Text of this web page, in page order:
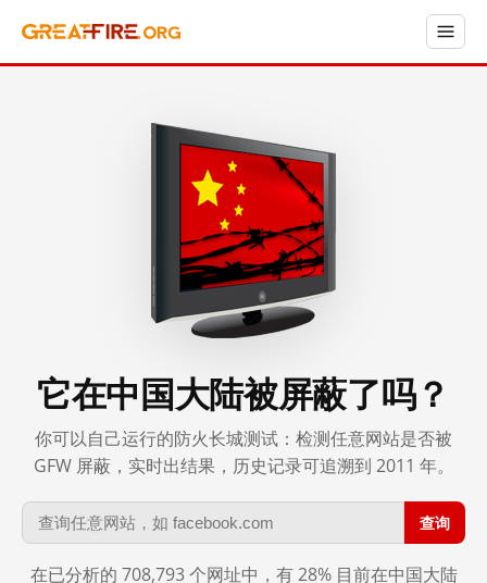
它在中国大陆被屏蔽了吗？
你可以自己运行的防火长城测试：检测任意网站是否被
GFW 屏蔽，实时出结果，历史记录可追溯到 2011 年。
查询
在已分析的 708,793 个网址中，有 28% 目前在中国大陆